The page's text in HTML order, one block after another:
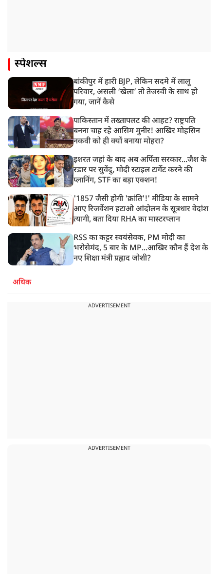
स्पेशल्स
बांकीपुर में हारी BJP, लेकिन सदमे में लालू
परिवार, असली ‘खेला’ तो तेजस्वी के साथ हो
गया, जानें कैसे
पाकिस्तान में तख्तापलट की आहट? राष्ट्रपति
बनना चाह रहे आसिम मुनीर! आखिर मोहसिन
नकवी को ही क्यों बनाया मोहरा?
इशरत जहां के बाद अब अर्पिता सरकार...जैश के
रडार पर सुवेंदु, मोदी स्टाइल टार्गेट करने की
प्लानिंग, STF का बड़ा एक्शन!
'1857 जैसी होगी 'क्रांति'!' मीडिया के सामने
आए रिजर्वेशन हटाओ आंदोलन के सूत्रधार वेदांश
त्यागी, बता दिया RHA का मास्टरप्लान
RSS का कट्टर स्वयंसेवक, PM मोदी का
भरोसेमंद, 5 बार के MP...आखिर कौन हैं देश के
नए शिक्षा मंत्री प्रह्लाद जोशी?
अधिक
ADVERTISEMENT
ADVERTISEMENT